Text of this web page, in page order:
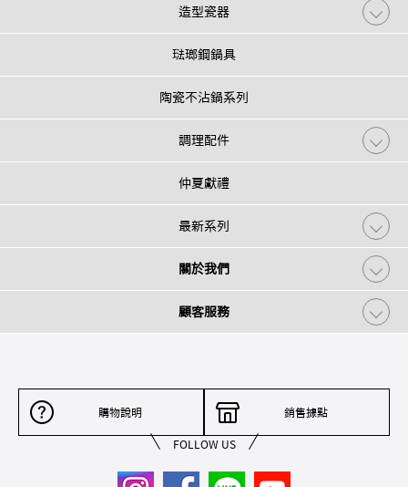
造型瓷器
琺瑯鋼鍋具
陶瓷不沾鍋系列
調理配件
仲夏獻禮
最新系列
關於我們
顧客服務
購物說明 銷售據點
FOLLOW US